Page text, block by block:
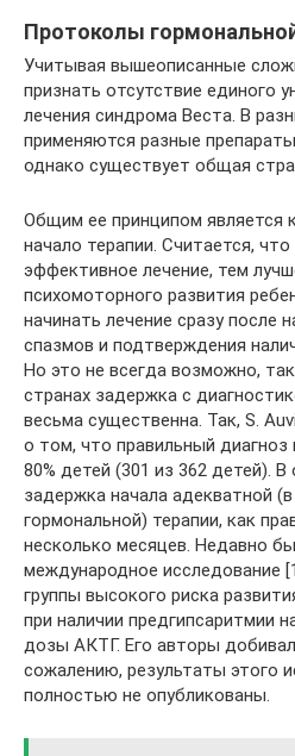
Протоколы
Учитывая вышеописанные
признать отсутствие единого
лечения синдрома Веста. В
применяются разные
однако существует общая
Общим ее принципом является
начало терапии. Считается,
эффективное лечение, тем
психомоторного развития
начинать лечение сразу после
спазмов и подтверждения
Но это не всегда возможно,
странах задержка с
весьма существенна. Так, S.
о том, что правильный диагноз
80% детей (301 из 362 детей).
задержка начала адекватной
гормональной) терапии, как
несколько месяцев. Недавно
международное исследование
группы высокого риска
при наличии предгипсаритмии
дозы АКТГ. Его авторы
сожалению, результаты этого
полностью не опубликованы.